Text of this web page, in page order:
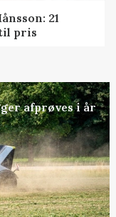
21
pris
afprøves i år